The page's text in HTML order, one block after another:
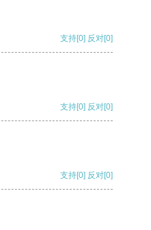
支持[0] 反对[0]
支持[0] 反对[0]
支持[0] 反对[0]